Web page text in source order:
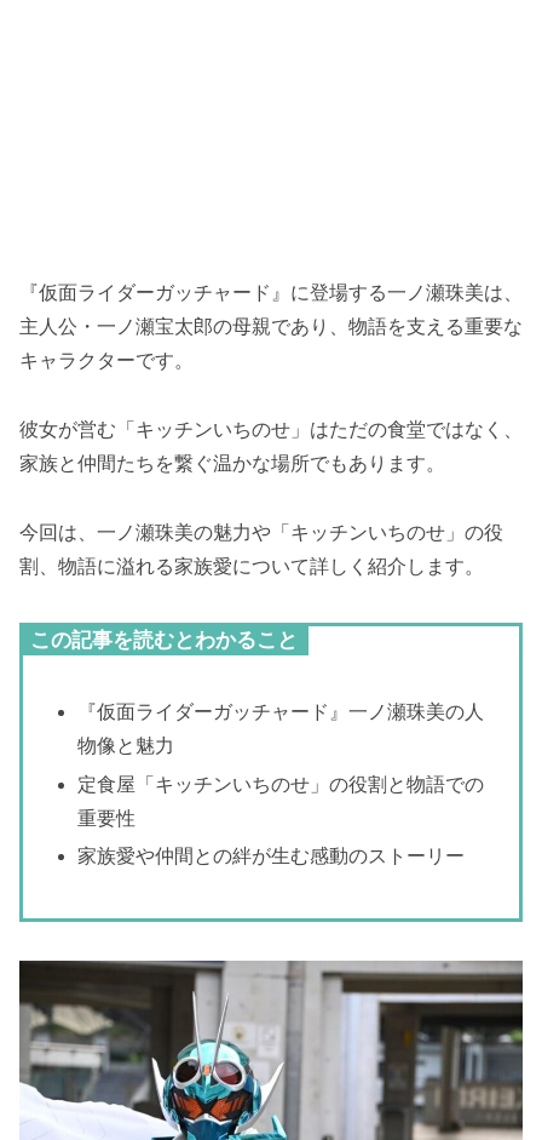
『仮面ライダーガッチャード』に登場する一ノ瀬珠美は、
主人公・一ノ瀬宝太郎の母親であり、物語を支える重要な
キャラクターです。
彼女が営む「キッチンいちのせ」はただの食堂ではなく、
家族と仲間たちを繋ぐ温かな場所でもあります。
今回は、一ノ瀬珠美の魅力や「キッチンいちのせ」の役
割、物語に溢れる家族愛について詳しく紹介します。
この記事を読むとわかること
『仮面ライダーガッチャード』一ノ瀬珠美の人
物像と魅力
定食屋「キッチンいちのせ」の役割と物語での
重要性
家族愛や仲間との絆が生む感動のストーリー